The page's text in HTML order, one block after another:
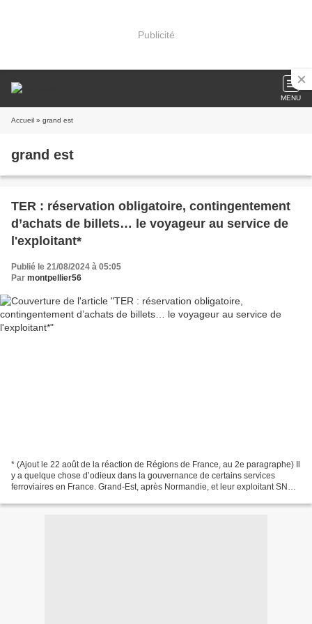
Publicité
MENU
Accueil » grand est
grand est
TER : réservation obligatoire, contingentement
d’achats de billets… le voyageur au service de
l'exploitant*
Publié le 21/08/2024 à 05:05
Par montpellier56
* (Ajout le 22 août de la réaction de Régions de France, au 2e paragraphe) Il
y a quelque chose d’odieux dans la gouvernance de certains services
ferroviaires en France. Grand-Est, après Normandie, et leur exploitant SNCF